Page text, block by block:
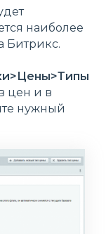
наиболее
Битрикс.
Типы
цен и в
нужный